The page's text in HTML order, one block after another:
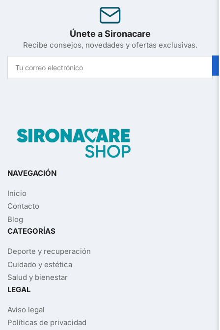
Únete a Sironacare
Recibe consejos, novedades y ofertas exclusivas.
correo
electrónico
NAVEGACIÓN
Inicio
Contacto
Blog
CATEGORÍAS
Deporte y recuperación
Cuidado y estética
Salud y bienestar
LEGAL
Aviso legal
Políticas de privacidad